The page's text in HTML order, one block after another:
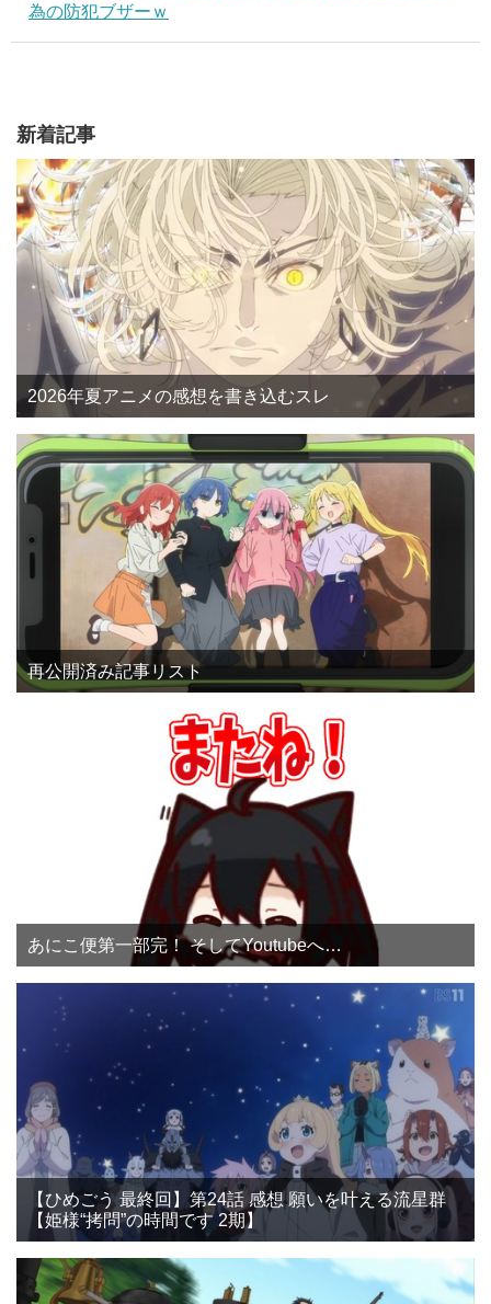
為の防犯ブザーｗ
新着記事
2026年夏アニメの感想を書き込むスレ
再公開済み記事リスト
あにこ便第一部完！ そしてYoutubeへ…
【ひめごう 最終回】第24話 感想 願いを叶える流星群
【姫様“拷問”の時間です 2期】